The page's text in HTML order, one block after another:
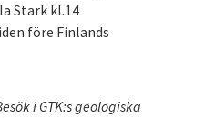
Stark kl.14
före Finlands
i GTK:s geologiska